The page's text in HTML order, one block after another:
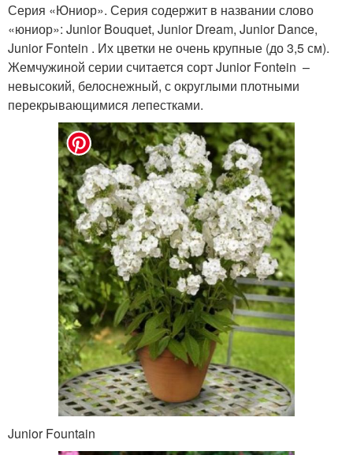
Серия «Юниор». Серия содержит в названии слово
«юниор»: Junior Bouquet, Junior Dream, Junior Dance,
Junior Fontein . Их цветки не очень крупные (до 3,5 см).
Жемчужиной серии считается сорт Junior Fontein –
невысокий, белоснежный, с округлыми плотными
перекрывающимися лепестками.
Junior Fountain